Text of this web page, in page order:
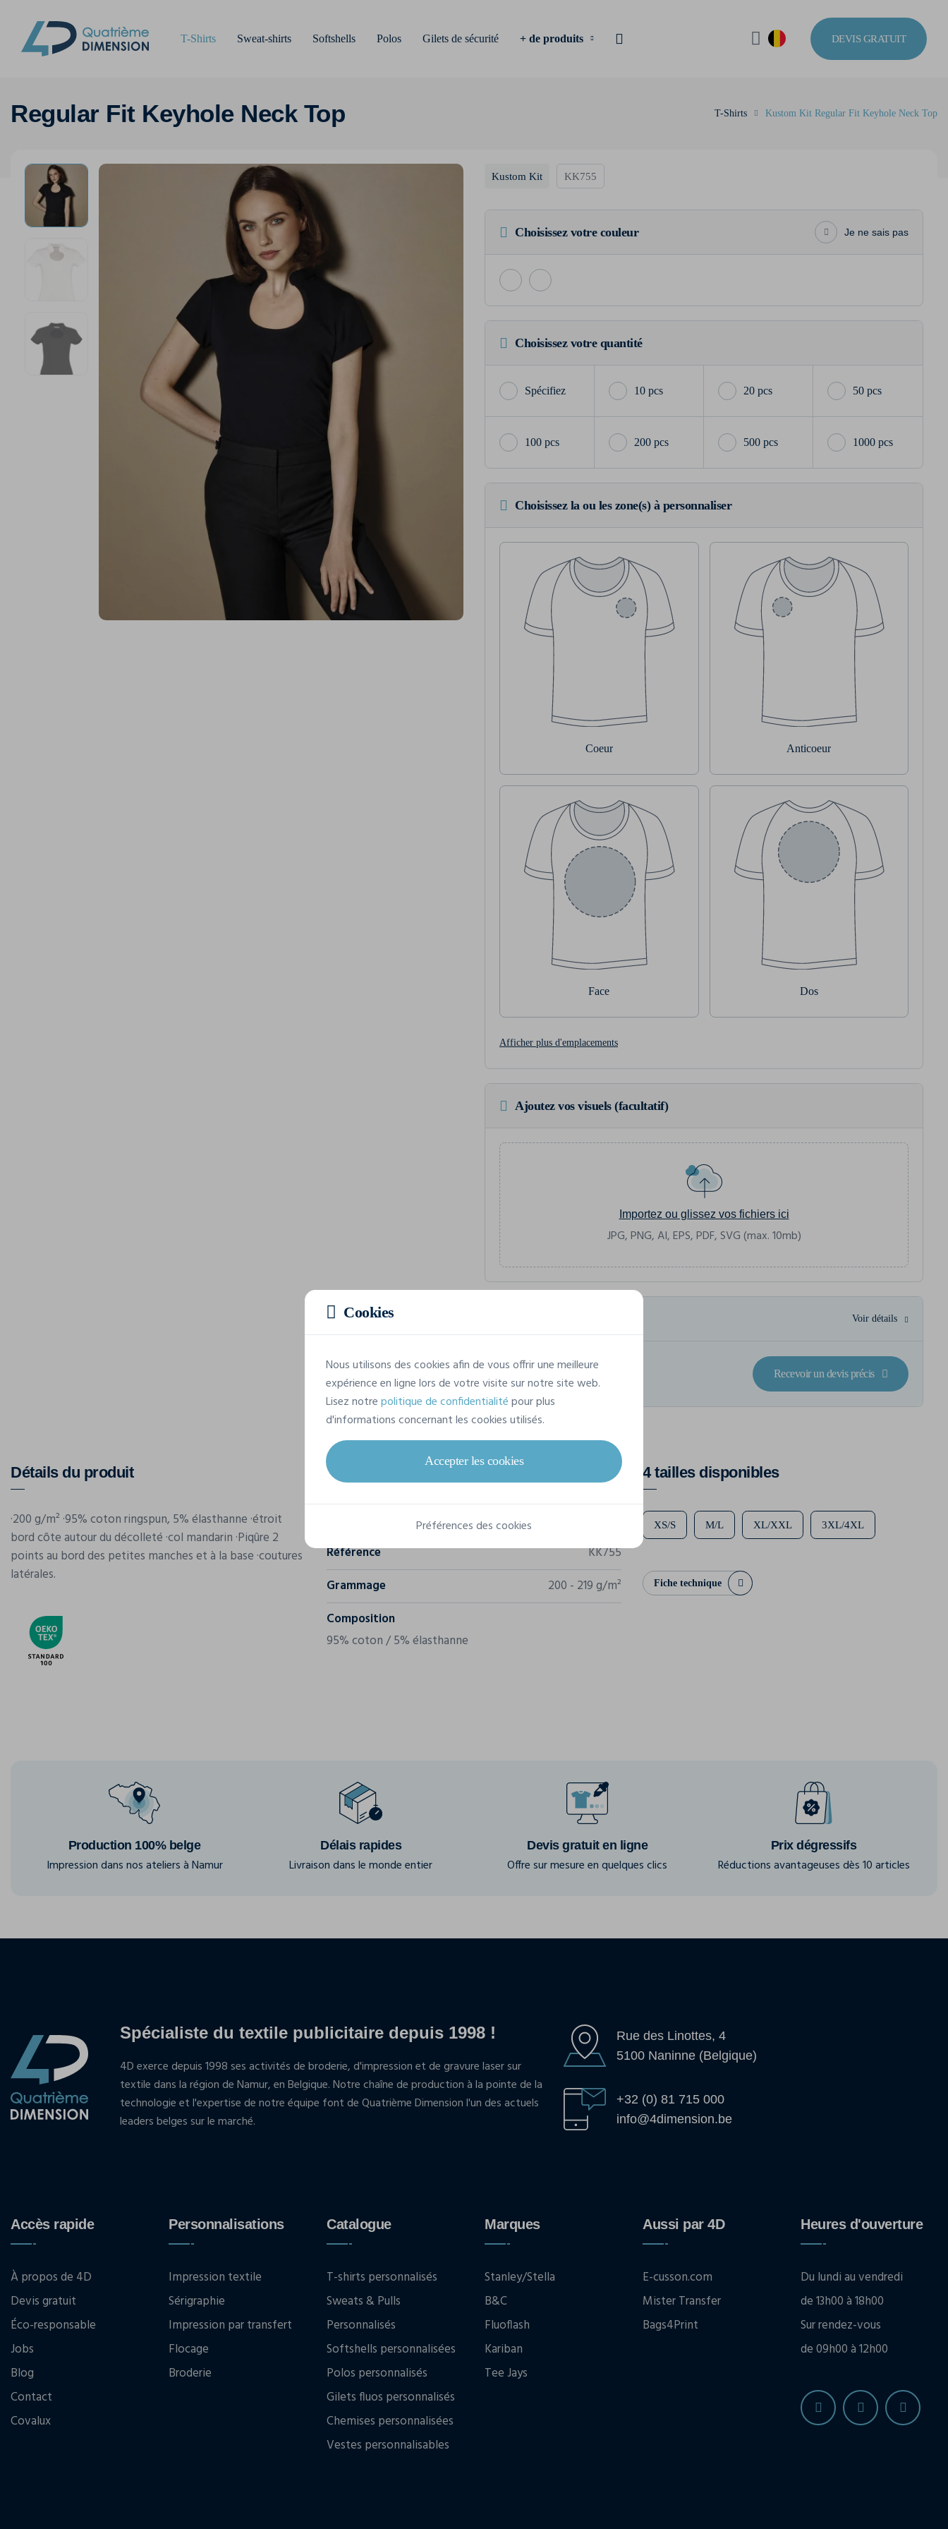
T-Shirts Sweat-shirts Softshells Polos Gilets de sécurité + de produits DEVIS GRATUIT
Regular Fit Keyhole Neck Top T-Shirts Kustom Kit Regular Fit Keyhole Neck Top
Kustom Kit KK755
Choisissez votre couleur Je ne sais pas
Choisissez votre quantité
10 pcs 20 pcs 50 pcs
100 pcs 200 pcs 500 pcs 1000 pcs
Choisissez la ou les zone(s) à personnaliser
Coeur Anticoeur
Face Dos
Afficher plus d'emplacements
Ajoutez vos visuels (facultatif)
Importez ou glissez vos fichiers ici
JPG, PNG, AI, EPS, PDF, SVG (max. 10mb)
Voir détails
15,29 € TTC /pièce
Soit un total de 152,94 € TTC
Recevoir un devis précis
Détails du produit
·200 g/m² ·95% coton ringspun, 5% élasthanne ·étroit
bord côte autour du décolleté ·col mandarin ·Piqûre 2
points au bord des petites manches et à la base ·coutures
latérales.
Caractéristiques
Référence
KK755
Grammage
200 - 219 g/m²
Composition
95% coton / 5% élasthanne
4 tailles disponibles
XS/S M/L XL/XXL 3XL/4XL
Fiche technique
Production 100% belge
Impression dans nos ateliers à Namur
Délais rapides
Livraison dans le monde entier
Devis gratuit en ligne
Offre sur mesure en quelques clics
Prix dégressifs
Réductions avantageuses dès 10 articles
Spécialiste du textile publicitaire depuis 1998 !
4D exerce depuis 1998 ses activités de broderie, d'impression et de gravure laser sur
textile dans la région de Namur, en Belgique. Notre chaîne de production à la pointe de la
technologie et l'expertise de notre équipe font de Quatrième Dimension l'un des actuels
leaders belges sur le marché.
Rue des Linottes, 4
5100 Naninne (Belgique)
+32 (0) 81 715 000
info@4dimension.be
Accès rapide
À propos de 4D
Devis gratuit
Éco-responsable
Jobs
Blog
Contact
Covalux
Personnalisations
Impression textile
Sérigraphie
Impression par transfert
Flocage
Broderie
Catalogue
T-shirts personnalisés
Sweats & Pulls
Personnalisés
Softshells personnalisées
Polos personnalisés
Gilets fluos personnalisés
Chemises personnalisées
Vestes personnalisables
Marques
Stanley/Stella
B&C
Fluoflash
Kariban
Tee Jays
Aussi par 4D
E-cusson.com
Mister Transfer
Bags4Print
Heures d'ouverture
Du lundi au vendredi
de 13h00 à 18h00
Sur rendez-vous
de 09h00 à 12h00
Cookies
Nous utilisons des cookies afin de vous offrir une meilleure
expérience en ligne lors de votre visite sur notre site web.
Lisez notrepolitique de confidentialitépour plus
d'informations concernant les cookies utilisés.
Accepter les cookies
Préférences des cookies